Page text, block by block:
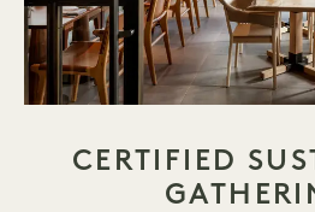
CERTIFIED